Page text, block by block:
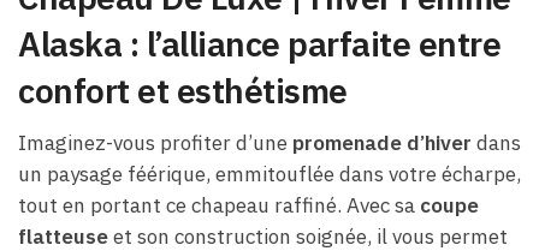
Alaska : l’alliance parfaite entre
confort et esthétisme
Imaginez-vous profiter d’une promenade d’hiver dans
un paysage féérique, emmitouflée dans votre écharpe,
tout en portant ce chapeau raffiné. Avec sa coupe
flatteuseet son construction soignée, il vous permet